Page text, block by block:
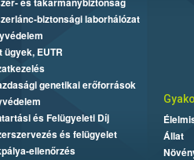
biztonsági laborhálózat
ügyek, EUTR
genetikai erőforrások
és Felügyeleti Díj
és felügyelet
ellenőrzés
Állat